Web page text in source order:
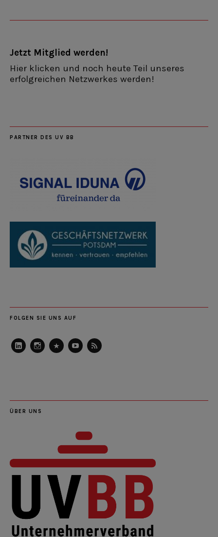
Jetzt Mitglied werden!
Hier klicken und noch heute Teil unseres
erfolgreichen Netzwerkes werden!
PARTNER DES UV BB
FOLGEN SIE UNS AUF
ÜBER UNS